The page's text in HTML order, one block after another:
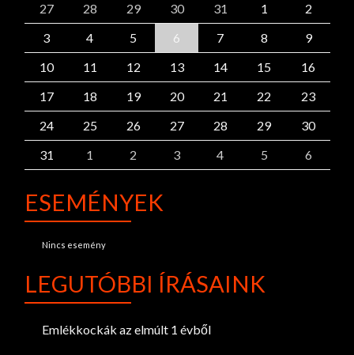
27
28 29 30 31 1
2
3
4 5 6 7 8
9
10
11 12 13 14 15
16
17
18 19 20 21 22
23
24
25 26 27 28 29
30
31
1 2 3 4 5 6
ESEMÉNYEK
Nincs esemény
LEGUTÓBBI ÍRÁSAINK
Emlékkockák az elmúlt 1 évből